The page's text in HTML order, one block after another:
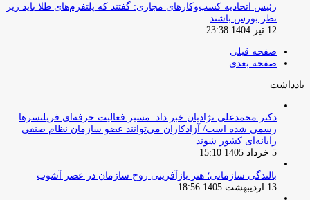
‏رئیس اتحادیه کسب‌وکارهای مجازی: گفتند که پلتفرم‌های طلا باید زیر
نظر بورس باشند
12 تیر 1404 23:38
صفحه قبلی
صفحه بعدی
یادداشت
دکتر محمدعلی نژادیان خبر داد: مسیر فعالیت حرفه‌ای فریلنسرها
رسمی شده است/ آزادکاران می‌توانند عضو سازمان نظام صنفی
رایانه‌ای کشور شوند
5 خرداد 1405 15:10
بالندگی سازمانی؛ هنر بازآفرینی روح سازمان در عصر آشوب
13 اردیبهشت 1405 18:56